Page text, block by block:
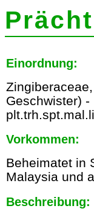
Einordnung:
Geschwister) -
Vorkommen:
Beheimatet in
Malaysia und
Beschreibung: